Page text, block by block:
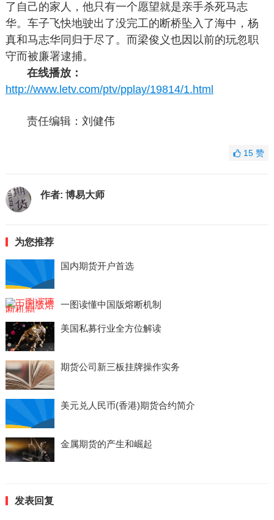
了自己的家人，他只有一个愿望就是亲手杀死马志
华。车子飞快地驶出了没完工的断桥坠入了海中，杨
真和马志华同归于尽了。而梁俊义也因以前的玩忽职
守而被廉署逮捕。
在线播放：
http://www.letv.com/ptv/pplay/19814/1.html
责任编辑：刘健伟
15赞
作者: 博易大师
为您推荐
国内期货开户首选
一图读懂中国版熔断机制
美国私募行业全方位解读
期货公司新三板挂牌操作实务
美元兑人民币(香港)期货合约简介
金属期货的产生和崛起
发表回复